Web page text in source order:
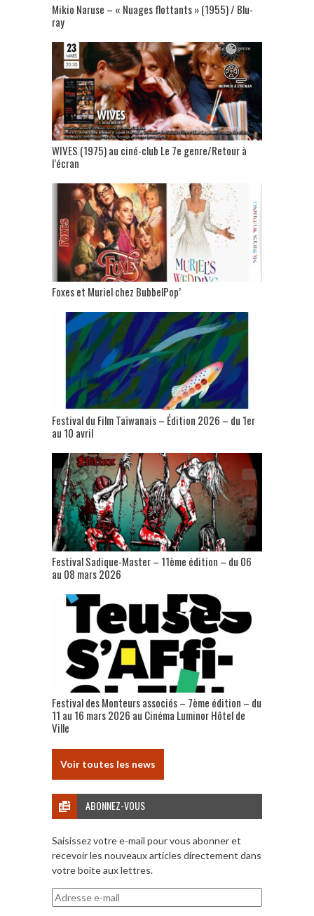
Mikio Naruse – « Nuages flottants » (1955) / Blu-
ray
WIVES (1975) au ciné-club Le 7e genre/Retour à
l’écran
Foxes et Muriel chez BubbelPop’
Festival du Film Taïwanais – Édition 2026 – du 1er
au 10 avril
Festival Sadique-Master – 11ème édition – du 06
au 08 mars 2026
Festival des Monteurs associés – 7ème édition – du
11 au 16 mars 2026 au Cinéma Luminor Hôtel de
Ville
Voir toutes les news
ABONNEZ-VOUS
Saisissez votre e-mail pour vous abonner et
recevoir les nouveaux articles directement dans
votre boite aux lettres.
Adresse
e-